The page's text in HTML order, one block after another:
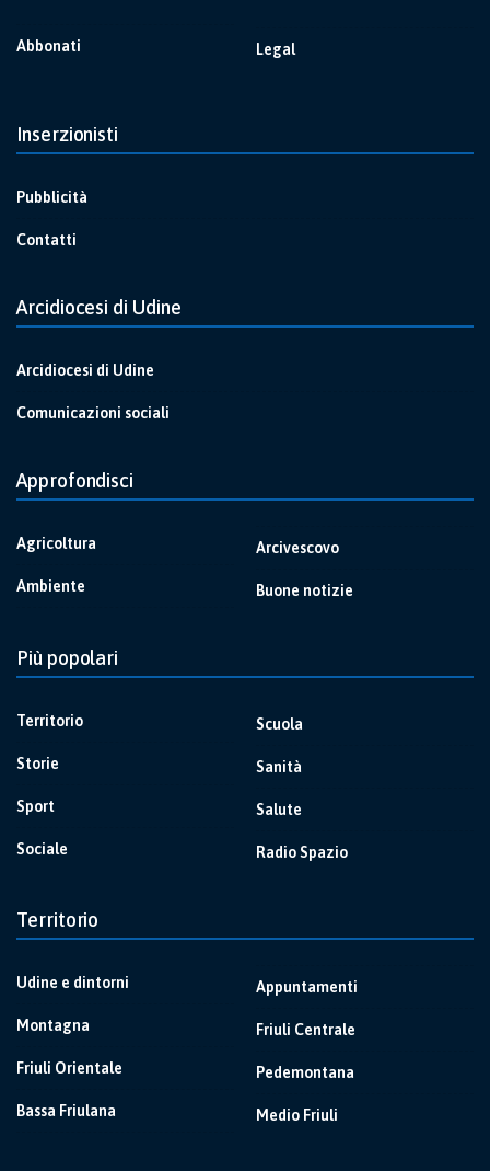
Abbonati Legal
Inserzionisti
Pubblicità
Contatti
Arcidiocesi di Udine
Arcidiocesi di Udine
Comunicazioni sociali
Approfondisci
Agricoltura
Ambiente
Arcivescovo
Buone notizie
Più popolari
Territorio
Storie
Sport
Sociale
Scuola
Sanità
Salute
Radio Spazio
Territorio
Udine e dintorni
Montagna
Friuli Orientale
Bassa Friulana
Appuntamenti
Friuli Centrale
Pedemontana
Medio Friuli